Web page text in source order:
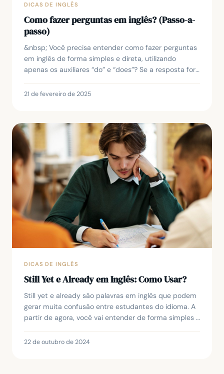
DICAS DE INGLÊS
Como fazer perguntas em inglês? (Passo-a-
passo)
&nbsp; Você precisa entender como fazer perguntas
em inglês de forma simples e direta, utilizando
apenas os auxiliares “do” e “does”? Se a resposta for
21 de fevereiro de 2025
DICAS DE INGLÊS
Still Yet e Already em Inglês: Como Usar?
Still yet e already são palavras em inglês que podem
gerar muita confusão entre estudantes do idioma. A
partir de agora, você vai entender de forma simples e
22 de outubro de 2024